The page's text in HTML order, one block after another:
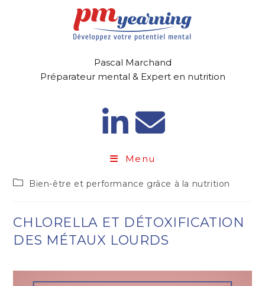
Pascal Marchand
Préparateur mental & Expert en nutrition
Menu
Bien-être et performance grâce à la nutrition
CHLORELLA ET DÉTOXIFICATION
DES MÉTAUX LOURDS